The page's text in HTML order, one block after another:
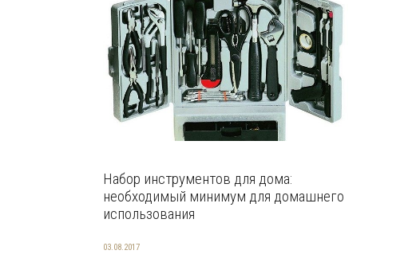
Набор инструментов для дома:
необходимый минимум для домашнего
использования
03.08.2017